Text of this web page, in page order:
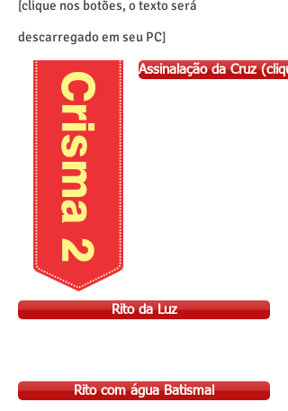
[clique nos botões, o texto será
descarregado em seu PC]
Assinalação da Cruz
Rito com água Batismal
Rito da Luz